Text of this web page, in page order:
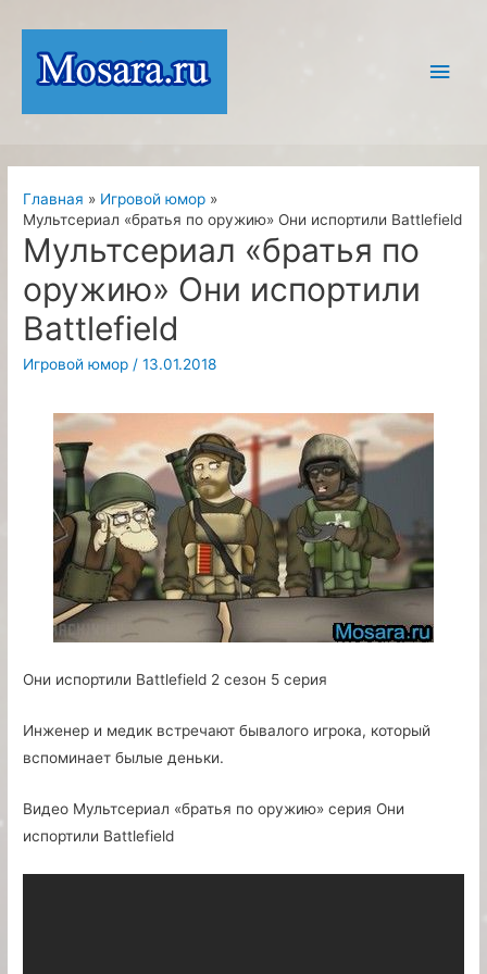
содержимому
Главная
Игровой юмор
Мультсериал «братья по оружию» Они испортили Battlefield
Мультсериал «братья по
оружию» Они испортили
Battlefield
Игровой юмор /13.01.2018
Они испортили Battlefield 2 сезон 5 серия
Инженер и медик встречают бывалого игрока, который
вспоминает былые деньки.
Видео Мультсериал «братья по оружию» серия Они
испортили Battlefield